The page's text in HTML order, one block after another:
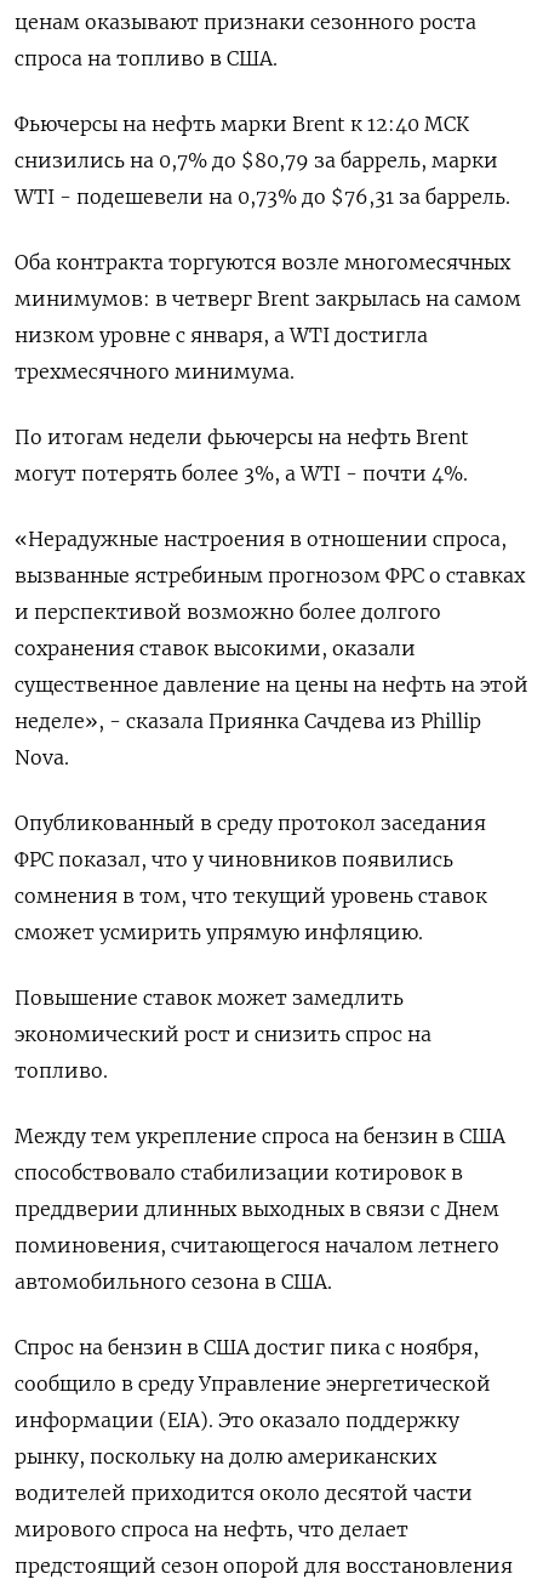
ценам оказывают признаки сезонного роста
спроса на топливо в США.
Фьючерсы на нефть марки Brent к 12:40 МСК
снизились на 0,7% до $80,79 за баррель, марки
WTI - подешевели на 0,73% до $76,31 за баррель.
Оба контракта торгуются возле многомесячных
минимумов: в четверг Brent закрылась на самом
низком уровне с января, а WTI достигла
трехмесячного минимума.
По итогам недели фьючерсы на нефть Brent
могут потерять более 3%, а WTI - почти 4%.
«Нерадужные настроения в отношении спроса,
вызванные ястребиным прогнозом ФРС о ставках
и перспективой возможно более долгого
сохранения ставок высокими, оказали
существенное давление на цены на нефть на этой
неделе», - сказала Приянка Сачдева из Phillip
Nova.
Опубликованный в среду протокол заседания
ФРС показал, что у чиновников появились
сомнения в том, что текущий уровень ставок
сможет усмирить упрямую инфляцию.
Повышение ставок может замедлить
экономический рост и снизить спрос на
топливо.
Между тем укрепление спроса на бензин в США
способствовало стабилизации котировок в
преддверии длинных выходных в связи с Днем
поминовения, считающегося началом летнего
автомобильного сезона в США.
Спрос на бензин в США достиг пика с ноября,
сообщило в среду Управление энергетической
информации (EIA). Это оказало поддержку
рынку, поскольку на долю американских
водителей приходится около десятой части
мирового спроса на нефть, что делает
предстоящий сезон опорой для восстановления